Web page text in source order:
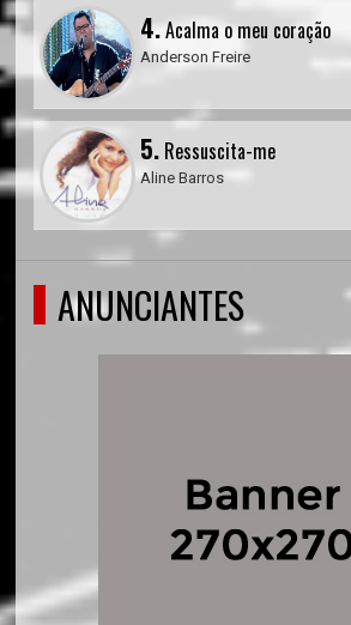
4.Acalma o meu coração
Anderson Freire
5. Ressuscita-me
Aline Barros
ANUNCIANTES